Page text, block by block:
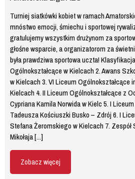
Turniej siatkówki kobiet w ramach
mnóstwo emocji, śmiechu i sportowej
gratulujemy wszystkim drużynom za
głośne wsparcie, a organizatorom za
była prawdziwa sportowa uczta!
Ogólnokształcące w Kielcach 2. Awans
w Kielcach 3. VI Liceum Ogólnokształcące
Kielcach 4. II Liceum Ogólnokształcące z
Cypriana Kamila Norwida w Kielc 5. I
Tadeusza Kościuszki Busko – Zdrój 6. I
Stefana Żeromskiego w Kielcach 7. Zespół
Mikołaja [...]
Zobacz więcej